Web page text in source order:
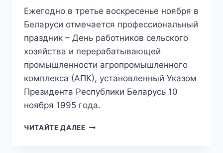
Ежегодно в третье воскресенье ноября в
Беларуси отмечается профессиональный
праздник – День работников сельского
хозяйства и перерабатывающей
промышленности агропромышленного
комплекса (АПК), установленный Указом
Президента Республики Беларусь 10
ноября 1995 года.
ЧИТАЙТЕ ДАЛЕЕ20.11